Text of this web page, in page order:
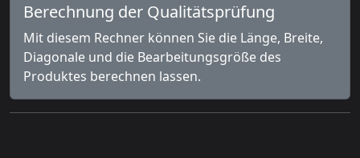
Berechnung der Qualitätsprüfung
Mit diesem Rechner können Sie die Länge, Breite,
Diagonale und die Bearbeitungsgröße des
Produktes berechnen lassen.